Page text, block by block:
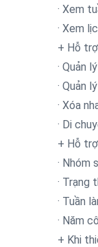
· Xem
· Xem
+ Hỗ
· Quản
· Quản
· Xóa
· Di
+ Hỗ
· Nhóm
· Trạng
· Tuần
· Năm
+ Khi